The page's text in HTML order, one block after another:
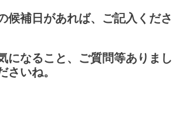
日があれば、ご記入くださ
ること、ご質問等ありまし
さいね。